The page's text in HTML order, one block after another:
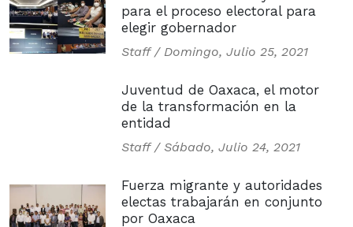
para el proceso electoral para
elegir gobernador
Staff / Domingo, Julio 25, 2021
Juventud de Oaxaca, el motor
de la transformación en la
entidad
Staff / Sábado, Julio 24, 2021
Fuerza migrante y autoridades
electas trabajarán en conjunto
por Oaxaca